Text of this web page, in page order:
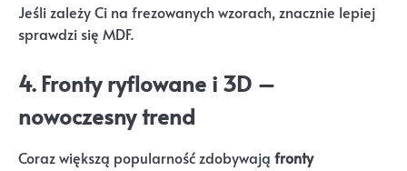
Jeśli zależy Ci na frezowanych wzorach, znacznie lepiej
sprawdzi się MDF.
4.Fronty ryflowane i 3D –
nowoczesny trend
Coraz większą popularność zdobywają fronty